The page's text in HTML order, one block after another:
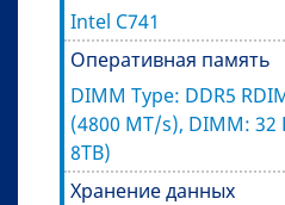
Intel C741
Оперативная память
DIMM Type: DDR5
(4800 MT/s), DIMM:
8TB)
Хранение данных